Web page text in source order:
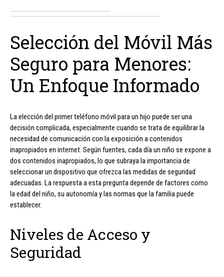
Selección del Móvil Más
Seguro para Menores:
Un Enfoque Informado
La elección del primer teléfono móvil para un hijo puede ser una
decisión complicada, especialmente cuando se trata de equilibrar la
necesidad de comunicación con la exposición a contenidos
inapropiados en internet. Según fuentes, cada día un niño se expone a
dos contenidos inapropiados, lo que subraya la importancia de
seleccionar un dispositivo que ofrezca las medidas de seguridad
adecuadas. La respuesta a esta pregunta depende de factores como
la edad del niño, su autonomía y las normas que la familia puede
establecer.
Niveles de Acceso y
Seguridad